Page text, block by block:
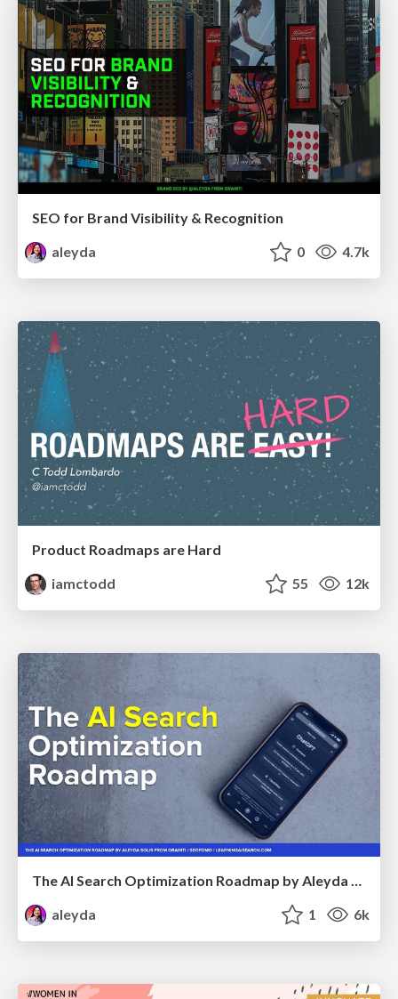
SEO for Brand Visibility & Recognition
aleyda
0 4.7k
Product Roadmaps are Hard
iamctodd
55 12k
The AI Search Optimization Roadmap by Aleyda Solis
aleyda
1 6k